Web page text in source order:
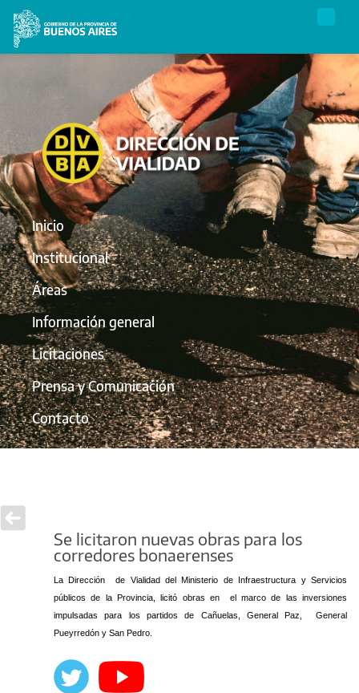
Inicio
Institucional
Áreas
Información general
Licitaciones
Prensa y Comunicación
Contacto
Se licitaron nuevas obras para los
corredores bonaerenses
La Dirección de Vialidad del Ministerio de Infraestructura y Servicios
públicos de la Provincia, licitó obras en el marco de las inversiones
impulsadas para los partidos de Cañuelas, General Paz, General
Pueyrredón y San Pedro.